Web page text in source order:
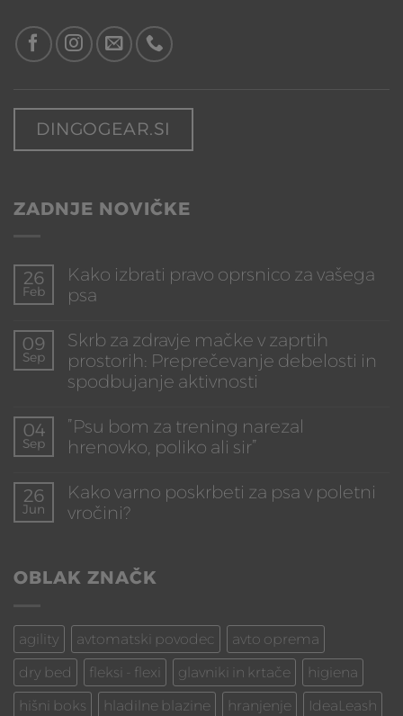
DINGOGEAR.SI
ZADNJE NOVIČKE
26
Feb
Kako izbrati pravo oprsnico za vašega
psa
komentarjev
na
Kako
izbrati
pravo
za
vašega
psa
09
Sep
Skrb za zdravje mačke v zaprtih
prostorih: Preprečevanje debelosti in
spodbujanje aktivnosti
komentarjev
na
Skrb
mačke
zaprtih
in
04
Sep
”Psu bom za trening narezal
hrenovko, poliko ali sir”
komentarjev
na
”Psu
narezal
hrenovko,
sir”
26
Jun
Kako varno poskrbeti za psa v poletni
vročini?
Kako
psa
v
poletni
vročini?
OBLAK ZNAČK
agility avtomatski povodec
avto oprema
dry bed
fleksi - flexi glavniki in krtače
higiena
hišni boks
hladilne blazine hranjenje
IdeaLeash